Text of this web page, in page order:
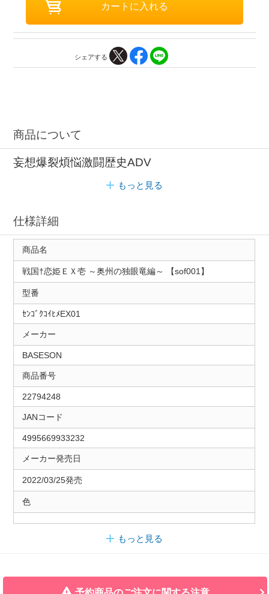
シェアする
商品について
妄想爆裂煩悩激闘歴史ADV
もっと見る
仕様詳細
商品名
戦国†恋姫ＥＸ壱 ～奥州の独眼竜編～ 【sof001】
型番
ｾﾝｺﾞｸｺｲﾋﾒEX01
メーカー
BASESON
商品番号
22794248
JANコード
4995669933232
メーカー発売日
2022/03/25発売
色
もっと見る